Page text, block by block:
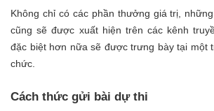
Không chỉ có các phần thưởng giá trị,
cũng sẽ được xuất hiện trên các kênh
đặc biệt hơn nữa sẽ được trưng bày tại một
chức.
Cách thức gửi bài dự thi